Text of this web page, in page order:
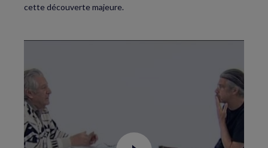
cette découverte majeure.